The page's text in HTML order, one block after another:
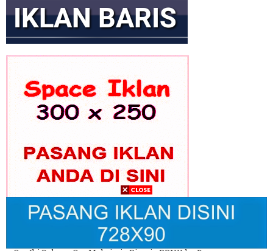
GEKIRA Gelar Rakernas Bahas Transformasi Ekonomi Nasional